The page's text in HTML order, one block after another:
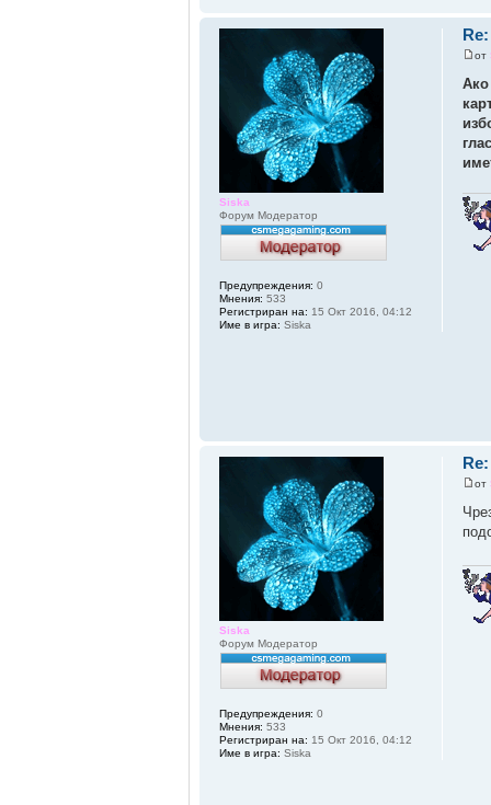
от
Siska
Форум Модератор
Предупреждения: 0
Мнения: 533
Регистриран на: 15 Окт 2016, 04:12
Име в игра: Siska
от
Siska
Форум Модератор
Предупреждения: 0
Мнения: 533
Регистриран на: 15 Окт 2016, 04:12
Име в игра: Siska